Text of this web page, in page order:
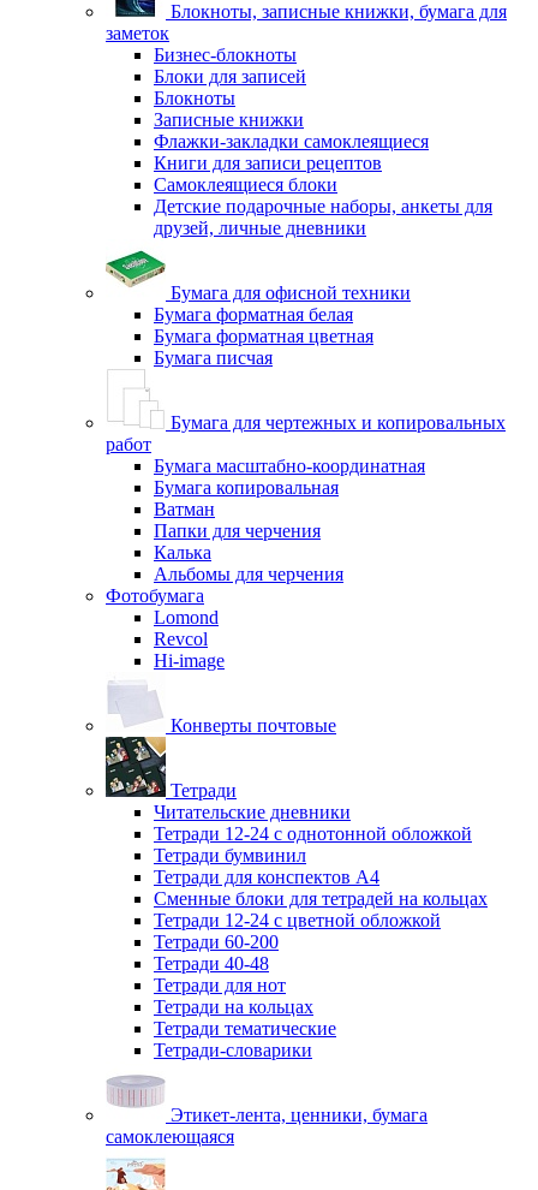
Блокноты, записные книжки, бумага для
заметок
Бизнес-блокноты
Блоки для записей
Блокноты
Записные книжки
Флажки-закладки самоклеящиеся
Книги для записи рецептов
Самоклеящиеся блоки
Детские подарочные наборы, анкеты для
друзей, личные дневники
Бумага для офисной техники
Бумага форматная белая
Бумага форматная цветная
Бумага писчая
Бумага для чертежных и копировальных
работ
Бумага масштабно-координатная
Бумага копировальная
Ватман
Папки для черчения
Калька
Альбомы для черчения
Фотобумага
Lomond
Revcol
Hi-image
Конверты почтовые
Тетради
Читательские дневники
Тетради 12-24 с однотонной обложкой
Тетради бумвинил
Тетради для конспектов А4
Сменные блоки для тетрадей на кольцах
Тетради 12-24 с цветной обложкой
Тетради 60-200
Тетради 40-48
Тетради для нот
Тетради на кольцах
Тетради тематические
Тетради-словарики
Этикет-лента, ценники, бумага
самоклеющаяся